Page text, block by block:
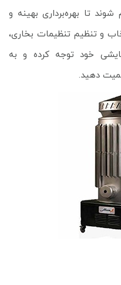
تا بهره‌برداری بهینه و
و تنظیم تنظیمات بخاری،
خود توجه کرده و به
دهید.